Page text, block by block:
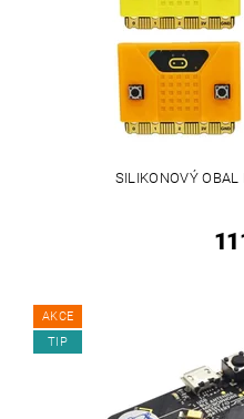
SILIKONOVÝ
AKCE
TIP